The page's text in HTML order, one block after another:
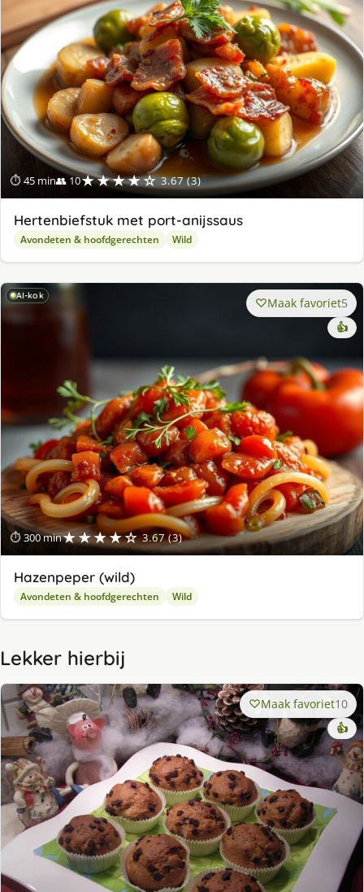
⏱ 45 min👥 10★★★★☆ 3.67 (3)
Hertenbiefstuk met port-anijssaus
Avondeten & hoofdgerechten Wild
AI-kok
⏱ 300 min★★★★☆ 3.67 (3)
Maak favoriet5
👍
Hazenpeper (wild)
Avondeten & hoofdgerechten Wild
Lekker hierbij
Maak favoriet10
👍